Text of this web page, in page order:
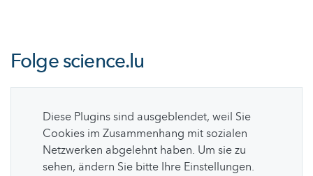
Folgescience.lu
Diese Plugins sind ausgeblendet, weil Sie
Cookies im Zusammenhang mit sozialen
Netzwerken abgelehnt haben. Um sie zu
sehen, ändern Sie bitte Ihre Einstellungen.